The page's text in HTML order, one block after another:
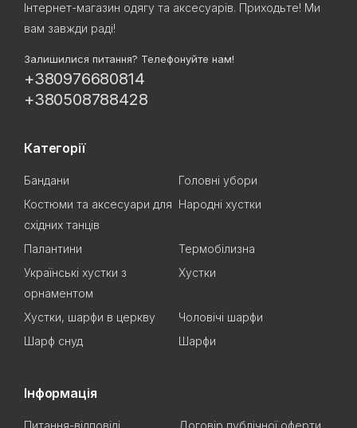
Інтернет-магазин одягу та аксесуарів. Приходьте! Ми
вам завжди раді!
Залишилися питання? Телефонуйте нам!
+380976680814
+380508788428
Категорії
Бандани
Головні убори
Костюми та аксесуари для
східних танців
Народні хустки
Палантини
Термобілизна
Українські хустки з
орнаментом
Хустки
Хустки, шарфи в церкву
Чоловічі шарфи
Шарф снуд
Шарфи
Інформація
Питання-відповіді Договір публічної оферти